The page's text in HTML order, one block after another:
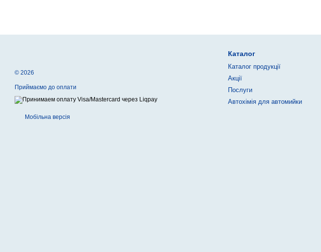
© 2026
Приймаємо до оплати
Мобільна версія
Каталог
Каталог продукції
Акції
Послуги
Автохімія для автомийки